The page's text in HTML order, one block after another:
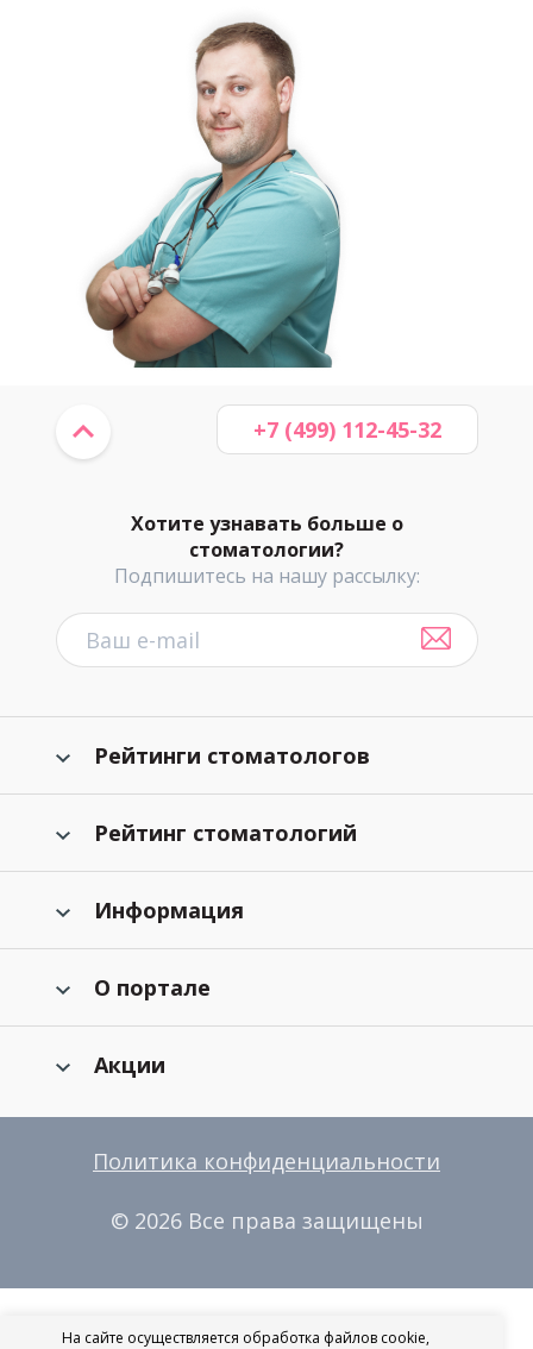
Хотите узнавать больше о
стоматологии?
Подпишитесь на нашу рассылку:
+7 (499) 112-45-32
Рейтинги стоматологов
Рейтинг стоматологий
Информация
О портале
Акции
Политика конфиденциальности
© 2026 Все права защищены
На сайте осуществляется обработка файлов cookie,